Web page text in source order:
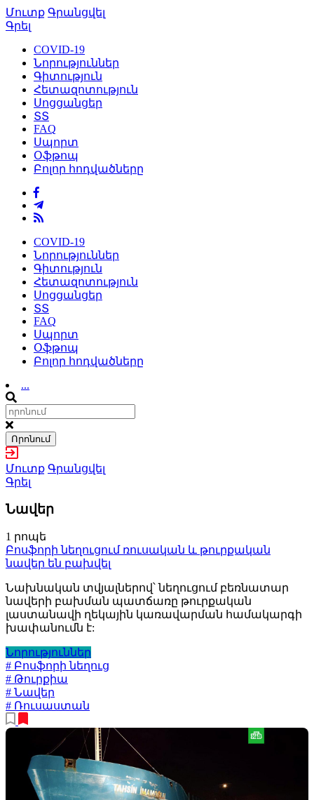
Մուտք Գրանցվել
Գրել
COVID-19
Նորություններ
Գիտություն
Հետազոտություն
Սոցցանցեր
ՏՏ
FAQ
Սպորտ
Օֆթոպ
Բոլոր հոդվածները
COVID-19
Նորություններ
Գիտություն
Հետազոտություն
Սոցցանցեր
ՏՏ
FAQ
Սպորտ
Օֆթոպ
Բոլոր հոդվածները
...
Որոնում
Մուտք Գրանցվել
Գրել
Նավեր
1 րոպե
Բոսֆորի նեղուցում ռուսական և թուրքական
նավեր են բախվել
Նախնական տվյալներով՝ նեղուցում բեռնատար
նավերի բախման պատճառը թուրքական
լաստանավի ղեկային կառավարման համակարգի
խափանումն է:
Նորություններ
# Բոսֆորի նեղուց
# Թուրքիա
# Նավեր
# Ռուսաստան